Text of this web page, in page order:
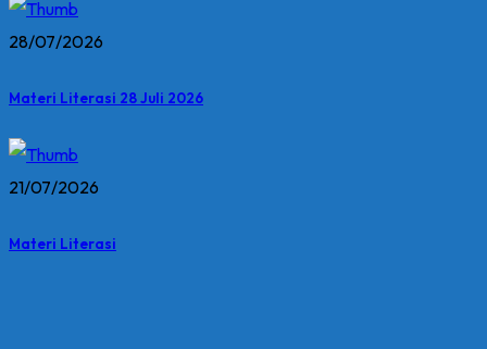
28/07/2026
Materi Literasi 28 Juli 2026
21/07/2026
Materi Literasi